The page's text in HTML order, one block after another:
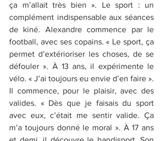
ça m’allait très bien ». Le sport : un
complément indispensable aux séances
de kiné. Alexandre commence par le
football, avec ses copains. « Le sport, ça
permet d’extérioriser les choses, de se
défouler ». À 13 ans, il expérimente le
vélo. « J’ai toujours eu envie d’en faire ».
Il commence, pour le plaisir, avec des
valides. « Dès que je faisais du sport
avec eux, c’était me sentir valide. Ça
m’a toujours donné le moral ». À 17 ans